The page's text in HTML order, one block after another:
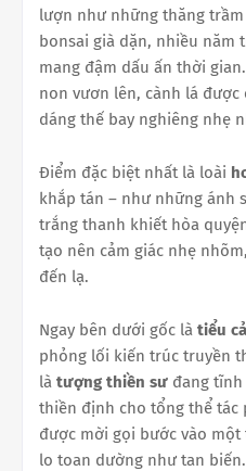
lượn như những thăng
bonsai già dặn, nhiều năm
mang đậm dấu ấn thời
non vươn lên, cành lá
dáng thế bay nghiêng nhẹ
Điểm đặc biệt nhất là loài
khắp tán – như những ánh
trắng thanh khiết hòa
tạo nên cảm giác nhẹ
đến lạ.
Ngay bên dưới gốc là tiểu
phỏng lối kiến trúc truyền
là tượng thiền sư đang tĩnh
thiền định cho tổng thể tác
được mời gọi bước vào
lo toan dường như tan biến.